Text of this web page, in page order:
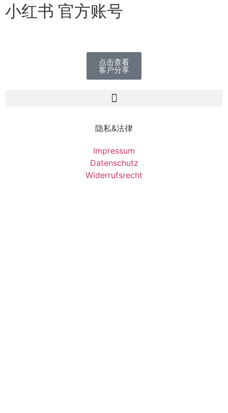
小红书 官方账号
点击查看
客户分享
隐私&法律
Impressum
Datenschutz
Widerrufsrecht